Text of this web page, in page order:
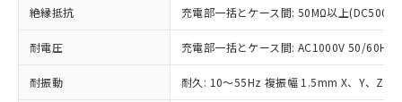
絶縁抵抗 充電部一括とケース間: 50MΩ以上(DC500V
耐電圧 充電部一括とケース間: AC1000V 50/60Hz
耐振動 耐久: 10～55Hz 複振幅 1.5mm X、Y、Z各
在庫状況および標準価格照会結果は、
記載している更新日時点での社内デー
タに基づき作成されるものであり、閲
覧された時点での実際の在庫および標
準価格とは異なる場合があることをご
むを得ず変更することがあります。
*EU RoHS指令（10物質）：
鉛(Pb) 1000ppm以下、 水銀(Hg) 1000ppm以下、 カド
ミウム(Cd) 100ppm以下、
六価クロム(Cr(Ⅵ)) 1000ppm以下、ポリ臭化ビフェニル
類(PBB) 1000ppm以下、ポリ臭化ジフェニルエーテル類
い合わせください。
為替および外国貿易法に定める商品
（以下｢規制貨物等」という）を輸出
または国外への提供する場合は、日本
国政府の輸出許可(または役務取引許
可)を取得するなどの必要な手続きを